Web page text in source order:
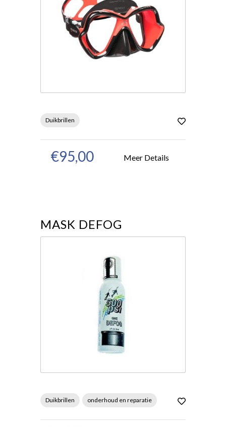
Duikbrillen
€95,00 Meer Details
MASK DEFOG
Duikbrillen onderhoud en reparatie